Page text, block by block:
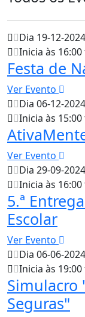
Dia 19-12-2024
Inicia às
Festa de
Ver Evento
Dia 06-12-2024
Inicia às
Ver Evento
Dia 29-09-2024
Inicia às
5.ª
Escolar
Ver Evento
Dia 06-06-2024
Inicia às
Simulacro
Seguras"